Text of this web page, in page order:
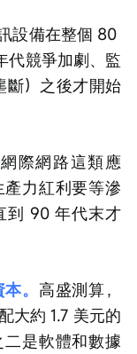
設備在整個 80
代競爭加劇、監
斷）之後才開始
際網路這類應
力紅利要等滲
到 90 年代末才
。 高盛測算，
大約 1.7 美元的
是軟體和數據